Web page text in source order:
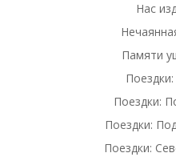
Нас
Памяти
Поездки:
Поездки:
Поездки: